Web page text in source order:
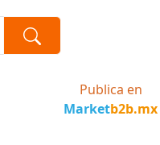
Publica en
Marketb2b.mx